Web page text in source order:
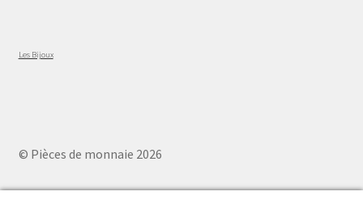
Les Bijoux
© Pièces de monnaie 2026